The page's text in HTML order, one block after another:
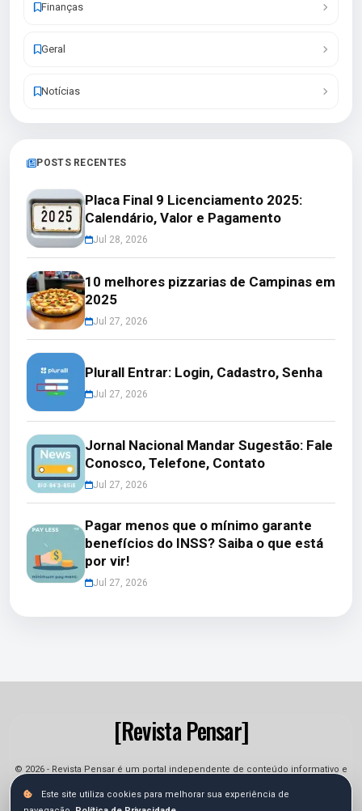
Finanças
Geral
Notícias
POSTS RECENTES
Placa Final 9 Licenciamento 2025:
Calendário, Valor e Pagamento
Jul 28, 2026
10 melhores pizzarias de Campinas em
2025
Jul 27, 2026
Plurall Entrar: Login, Cadastro, Senha
Jul 27, 2026
Jornal Nacional Mandar Sugestão: Fale
Conosco, Telefone, Contato
Jul 27, 2026
Pagar menos que o mínimo garante
benefícios do INSS? Saiba o que está
por vir!
Jul 27, 2026
[Revista Pensar]
© 2026 - Revista Pensar é um portal independente de conteúdo informativo e
jornalístico. As informações podem sofrer alterações.
Este site utiliza cookies para melhorar sua experiência de